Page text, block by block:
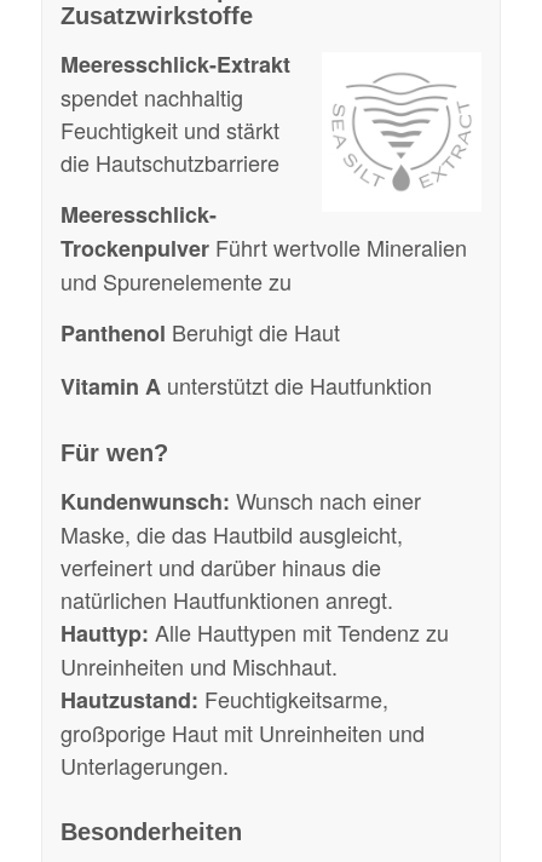
Zusatzwirkstoffe
Meeresschlick-Extrakt
spendet nachhaltig
Feuchtigkeit und stärkt
die Hautschutzbarriere
Meeresschlick-
TrockenpulverFührt wertvolle Mineralien
und Spurenelemente zu
Panthenol Beruhigt die Haut
Vitamin A unterstützt die Hautfunktion
Für wen?
Kundenwunsch: Wunsch nach einer
Maske, die das Hautbild ausgleicht,
verfeinert und darüber hinaus die
natürlichen Hautfunktionen anregt.
Hauttyp: Alle Hauttypen mit Tendenz zu
Unreinheiten und Mischhaut.
Hautzustand: Feuchtigkeitsarme,
großporige Haut mit Unreinheiten und
Unterlagerungen.
Besonderheiten